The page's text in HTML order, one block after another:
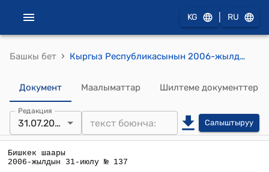
KG RU
Башкы бет › Кыргыз Республикасынын 2006-жылдын 31-июлундагы №137 " Шанхай шаарында 2001-жылдын 15-июнунда кол коюлган Казакстан Республикасынын, Кыргыз Республикасынын жана Өзбекстан Республикасынын ортосундагы үч мамлекеттин мамлекеттик чегараларынын кошулуу чекити жөнүндө макулдашууну ратификациялоо тууралу" Мыйзамы
Документ Маалыматтар Шилтеме документтер
Редакция
31.07.2006 Салыштыруу